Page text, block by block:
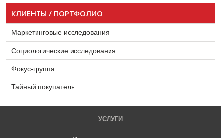
КЛИЕНТЫ / ПОРТФОЛИО
Маркетинговые исследования
Социологические исследования
Фокус-группа
Тайный покупатель
УСЛУГИ